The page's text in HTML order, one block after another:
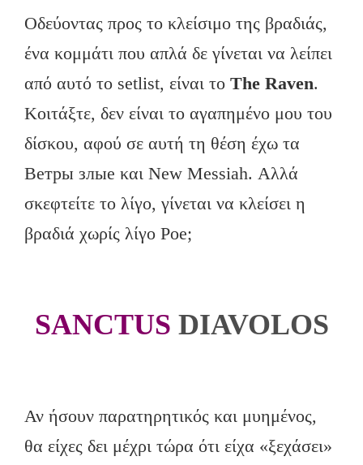
Οδεύοντας προς το κλείσιμο της βραδιάς,
ένα κομμάτι που απλά δε γίνεται να λείπει
από αυτό το setlist, είναι το The Raven.
Κοιτάξτε, δεν είναι το αγαπημένο μου του
δίσκου, αφού σε αυτή τη θέση έχω τα
Ветры злые και New Messiah. Αλλά
σκεφτείτε το λίγο, γίνεται να κλείσει η
βραδιά χωρίς λίγο Poe;
SANCTUS DIAVOLOS
Αν ήσουν παρατηρητικός και μυημένος,
θα είχες δει μέχρι τώρα ότι είχα «ξεχάσει»